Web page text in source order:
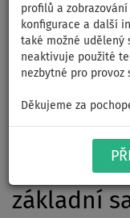
profilů a
konfigurace a další
také možné udělený
neaktivuje použité
nezbytné pro provoz
Děkujeme za
Domů >Nafukovací
CROCO
základní